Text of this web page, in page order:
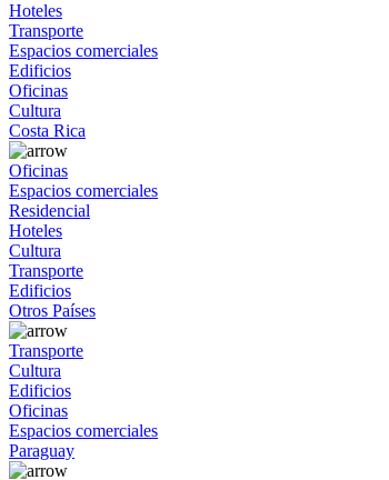
Hoteles
Transporte
Espacios comerciales
Edificios
Oficinas
Cultura
Costa Rica
Oficinas
Espacios comerciales
Residencial
Hoteles
Cultura
Transporte
Edificios
Otros Países
Transporte
Cultura
Edificios
Oficinas
Espacios comerciales
Paraguay